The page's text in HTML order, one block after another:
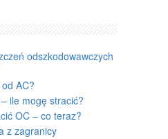
odszkodowawczych
AC?
ile mogę stracić?
OC – co teraz?
z zagranicy